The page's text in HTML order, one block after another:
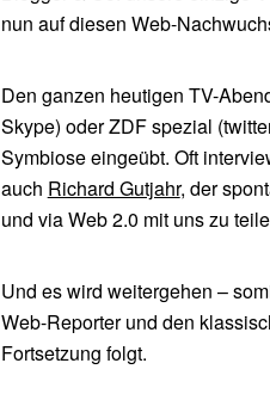
nun auf diesen Web-
Den ganzen heutigen TV-
Skype) oder ZDF spezial
Symbiose eingeübt. Oft
auch Richard Gutjahr, der
und via Web 2.0 mit uns zu
Und es wird weitergehen –
Web-Reporter und den
Fortsetzung folgt.